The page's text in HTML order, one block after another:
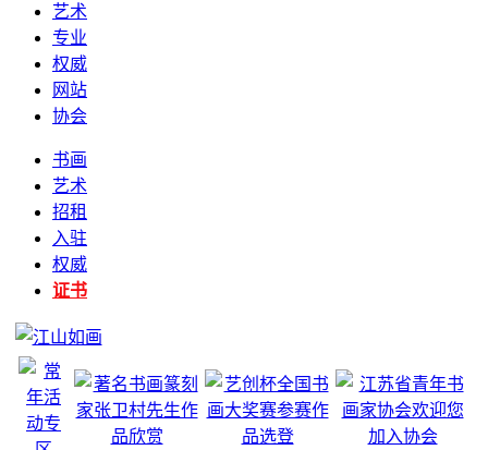
艺术
专业
权威
网站
协会
书画
艺术
招租
入驻
权威
证书